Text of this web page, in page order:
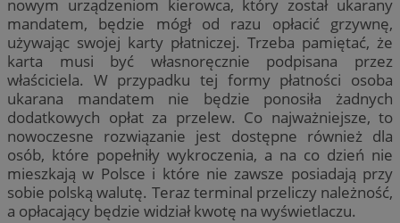
nowym urządzeniom kierowca, który został ukarany
mandatem, będzie mógł od razu opłacić grzywnę,
używając swojej karty płatniczej. Trzeba pamiętać, że
karta musi być własnoręcznie podpisana przez
właściciela. W przypadku tej formy płatności osoba
ukarana mandatem nie będzie ponosiła żadnych
dodatkowych opłat za przelew. Co najważniejsze, to
nowoczesne rozwiązanie jest dostępne również dla
osób, które popełniły wykroczenia, a na co dzień nie
mieszkają w Polsce i które nie zawsze posiadają przy
sobie polską walutę. Teraz terminal przeliczy należność,
a opłacający będzie widział kwotę na wyświetlaczu.